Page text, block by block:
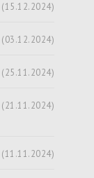
(15.12.2024)
(03.12.2024)
(25.11.2024)
(21.11.2024)
(11.11.2024)